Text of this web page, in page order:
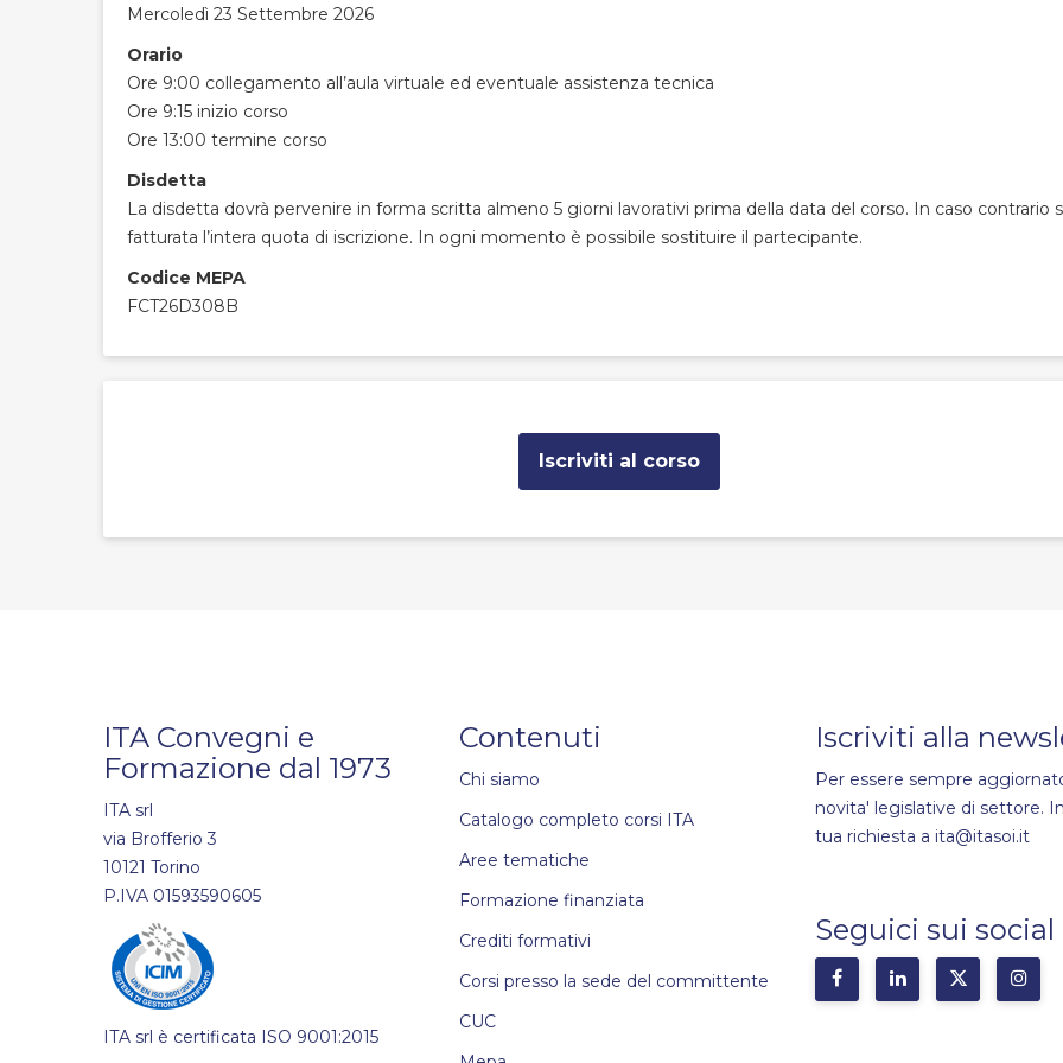
Mercoledì 23 Settembre 2026
Orario
Ore 9:00 collegamento all’aula virtuale ed eventuale assistenza tecnica
Ore 9:15 inizio corso
Ore 13:00 termine corso
Disdetta
La disdetta dovrà pervenire in forma scritta almeno 5 giorni lavorativi prima della data del corso. In caso contrario
fatturata l’intera quota di iscrizione. In ogni momento è possibile sostituire il partecipante.
Codice MEPA
FCT26D308B
Iscriviti al corso
ITA Convegni e
Formazione dal 1973
ITA srl
via Brofferio 3
10121 Torino
P.IVA 01593590605
ITA srl è certificata ISO 9001:2015
Contenuti
Chi siamo
Catalogo completo corsi ITA
Aree tematiche
Formazione finanziata
Crediti formativi
Corsi presso la sede del committente
CUC
Iscriviti alla
Per essere sempre
novita' legislative di settore.
tua richiesta a ita@itasoi.it
Seguici sui social